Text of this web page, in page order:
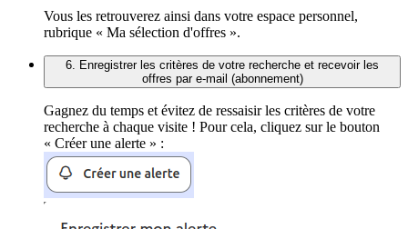
Vous les retrouverez ainsi dans votre espace personnel,
rubrique « Ma sélection d'offres ».
6. Enregistrer les critères de votre recherche et recevoir les
offres par e-mail (abonnement)
Gagnez du temps et évitez de ressaisir les critères de votre
recherche à chaque visite ! Pour cela, cliquez sur le bouton
« Créer une alerte » :